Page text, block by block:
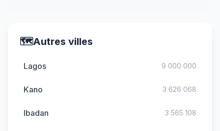
🗺️Autres villes
Lagos 9 000 000
Kano 3 626 068
Ibadan 3 565 108